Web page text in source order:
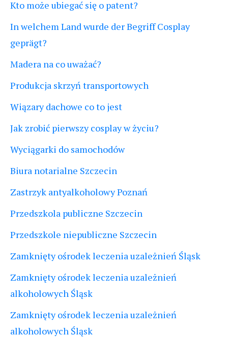
Kto może ubiegać się o patent?
In welchem Land wurde der Begriff Cosplay
geprägt?
Madera na co uważać?
Produkcja skrzyń transportowych
Wiązary dachowe co to jest
Jak zrobić pierwszy cosplay w życiu?
Wyciągarki do samochodów
Biura notarialne Szczecin
Zastrzyk antyalkoholowy Poznań
Przedszkola publiczne Szczecin
Przedszkole niepubliczne Szczecin
Zamknięty ośrodek leczenia uzależnień Śląsk
Zamknięty ośrodek leczenia uzależnień
alkoholowych Śląsk
Zamknięty ośrodek leczenia uzależnień
alkoholowych Śląsk